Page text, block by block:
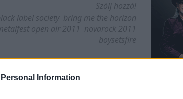
Information
Szólj hozzá!
label society bring me the horizon
open air 2011 novarock 2011
boysetsfire